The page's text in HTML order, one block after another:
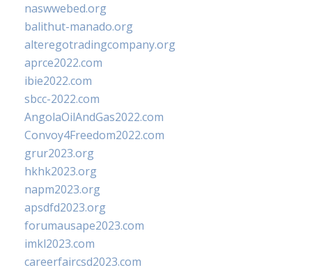
naswwebed.org
balithut-manado.org
alteregotradingcompany.org
aprce2022.com
ibie2022.com
sbcc-2022.com
AngolaOilAndGas2022.com
Convoy4Freedom2022.com
grur2023.org
hkhk2023.org
napm2023.org
apsdfd2023.org
forumausape2023.com
imkl2023.com
careerfaircsd2023.com